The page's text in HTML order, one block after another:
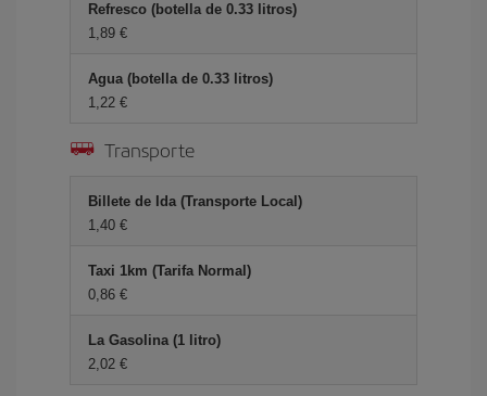
Refresco (botella de 0.33 litros)
1,89 €
Agua (botella de 0.33 litros)
1,22 €
Transporte
Billete de Ida (Transporte Local)
1,40 €
Taxi 1km (Tarifa Normal)
0,86 €
La Gasolina (1 litro)
2,02 €